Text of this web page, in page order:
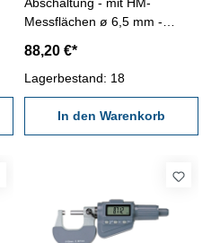
Messflächen ø 6,5 mm -
ON/OFF/SET- und
ABS/INC/UNIT-Taste - mit
Friktionskupplung - Ablesung
0,001 mm, Genauigkeit DIN
863 - mit Einstellmaß - im
88,20 €*
Lagerbestand: 18
In den Warenkorb